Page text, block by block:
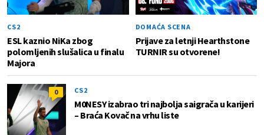
CS2
ESL kaznio NiKa zbog
polomljenih slušalica u finalu
Majora
DOMAĆA SCENA
Prijave za letnji Hearthstone
TURNIR su otvorene!
0 CS2
M0NESY izabrao tri najbolja saigrača u karijeri
– Braća Kovač na vrhu liste